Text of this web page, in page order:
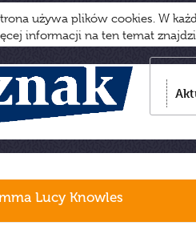
używa plików cookies. W
informacji na ten temat
Lucy Knowles